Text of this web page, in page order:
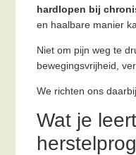
hardlopen bij
en haalbare manier
Niet om pijn weg te
bewegingsvrijheid,
We richten ons
Wat je